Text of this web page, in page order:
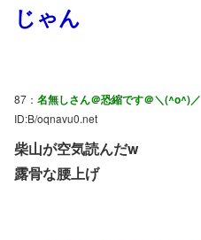
じゃん
87： 名無しさん＠恐縮です＠＼(^o^)／
ID:B/oqnavu0.net
柴山が空気読んだw
露骨な腰上げ